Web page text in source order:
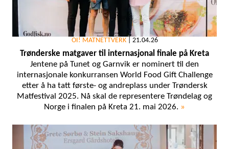
OI! MATNETTVERK| 21.04.26
Trønderske matgaver til internasjonal finale på Kreta
Jentene på Tunet og Garnvik er nominert til den
internasjonale konkurransen World Food Gift Challenge
etter å ha tatt første- og andreplass under Trøndersk
Matfestival 2025. Nå skal de representere Trøndelag og
Norge i finalen på Kreta 21. mai 2026. »